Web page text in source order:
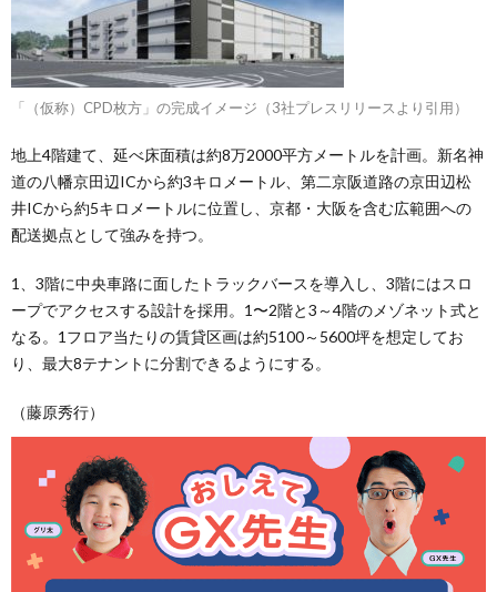
「（仮称）CPD枚方」の完成イメージ（3社プレスリリースより引用）
地上4階建て、延べ床面積は約8万2000平方メートルを計画。新名神
道の八幡京田辺ICから約3キロメートル、第二京阪道路の京田辺松
井ICから約5キロメートルに位置し、京都・大阪を含む広範囲への
配送拠点として強みを持つ。
1、3階に中央車路に面したトラックバースを導入し、3階にはスロ
ープでアクセスする設計を採用。1〜2階と3～4階のメゾネット式と
なる。1フロア当たりの賃貸区画は約5100～5600坪を想定してお
り、最大8テナントに分割できるようにする。
（藤原秀行）